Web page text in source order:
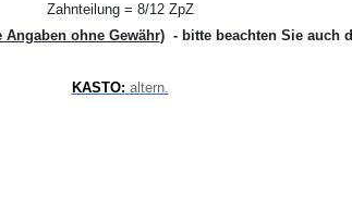
Zahnteilung = 8/12 ZpZ
Angaben ohne Gewähr) - bitte beachten Sie auch
KASTO: altern.